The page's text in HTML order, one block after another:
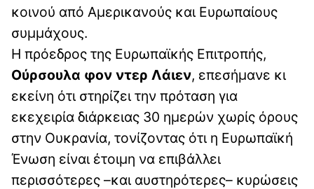
κοινού από Αμερικανούς και Ευρωπαίους
συμμάχους.
Η πρόεδρος της Ευρωπαϊκής Επιτροπής,
Ούρσουλα φον ντερ Λάιεν, επεσήμανε κι
εκείνη ότι στηρίζει την πρόταση για
εκεχειρία διάρκειας 30 ημερών χωρίς όρους
στην Ουκρανία, τονίζοντας ότι η Ευρωπαϊκή
Ένωση είναι έτοιμη να επιβάλλει
περισσότερες –και αυστηρότερες– κυρώσεις